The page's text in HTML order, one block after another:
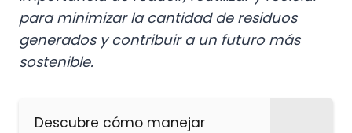
para minimizar la cantidad de residuos
generados y contribuir a un futuro más
sostenible.
Descubre cómo manejar